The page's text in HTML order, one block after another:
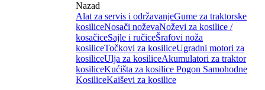
Nazad
Alat za servis i održavanjeGume za traktorske
kosiliceNosači noževaNoževi za kosilice /
kosačiceSajle i ručiceŠrafovi noža
kosiliceTočkovi za kosiliceUgradni motori za
kosiliceUlja za kosiliceAkumulatori za traktor
kosiliceKućišta za kosilice Pogon Samohodne
KosiliceKaiševi za kosilice